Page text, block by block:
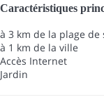
Caractéristiques
à 3 km de la plage de
à 1 km de la ville
Accès Internet
Jardin